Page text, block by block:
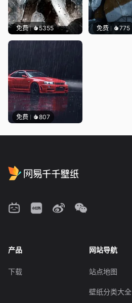
免费 5355 免费 775
免费 807
产品
下载
网站导航
站点地图
壁纸分类大全